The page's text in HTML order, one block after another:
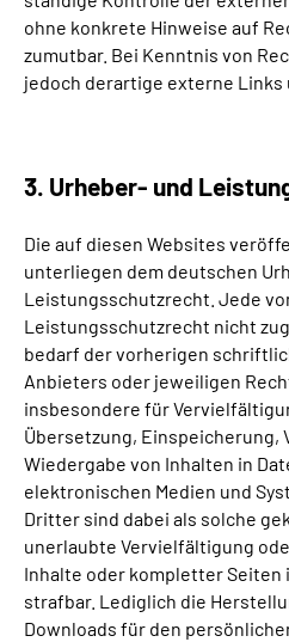
ohne konkrete Hinweise auf
zumutbar. Bei Kenntnis von
jedoch derartige externe Links
3. Urheber- und
Die auf diesen Websites
unterliegen dem deutschen
Leistungsschutzrecht. Jede
Leistungsschutzrecht nicht
bedarf der vorherigen
Anbieters oder jeweiligen
insbesondere für
Übersetzung, Einspeicherung,
Wiedergabe von Inhalten in
elektronischen Medien und
Dritter sind dabei als solche
unerlaubte Vervielfältigung
Inhalte oder kompletter
strafbar. Lediglich die
Downloads für den